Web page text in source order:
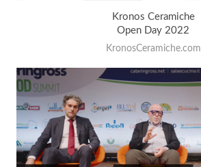
Kronos Ceramiche
Open Day 2022
KronosCeramiche.com